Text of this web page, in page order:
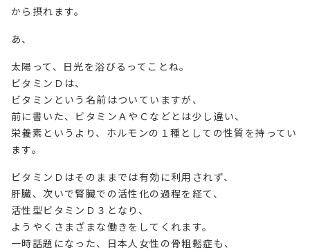
から摂れます。
あ、
太陽って、日光を浴びるってことね。
ビタミンＤは、
ビタミンという名前はついていますが、
前に書いた、ビタミンＡやＣなどとは少し違い、
栄養素というより、ホルモンの１種としての性質を持ってい
ます。
ビタミンＤはそのままでは有効に利用されず、
肝臓、次いで腎臓での活性化の過程を経て、
活性型ビタミンＤ３となり、
ようやくさまざまな働きをしてくれます。
一時話題になった、日本人女性の骨粗鬆症も、